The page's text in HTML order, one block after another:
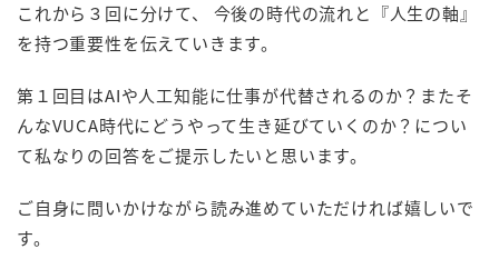
これから３回に分けて、 今後の時代の流れと『人生の軸』
を持つ重要性を伝えていきます。
第１回目はAIや人工知能に仕事が代替されるのか？またそ
んなVUCA時代にどうやって生き延びていくのか？につい
て私なりの回答をご提示したいと思います。
ご自身に問いかけながら読み進めていただければ嬉しいで
す。